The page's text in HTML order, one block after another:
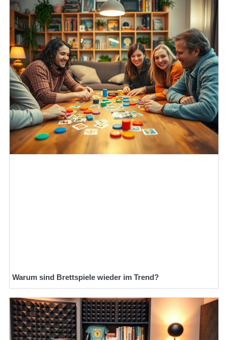
Warum sind Brettspiele wieder im Trend?